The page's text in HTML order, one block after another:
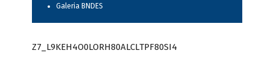
Galeria BNDES
Z7_L9KEH4O0LORH80ALCLTPF80SI4